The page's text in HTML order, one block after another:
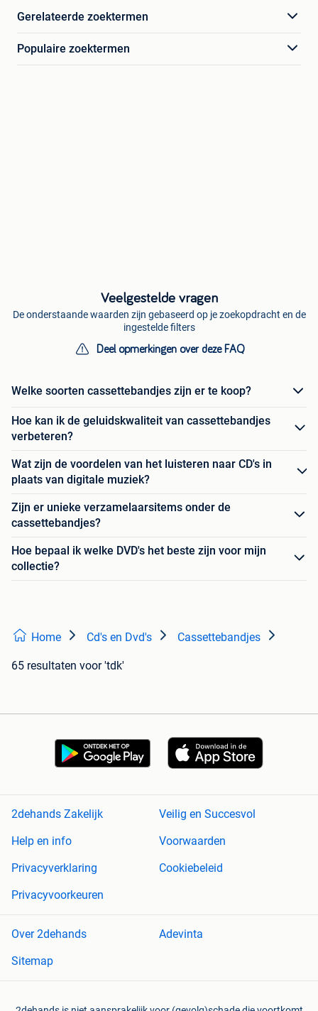
Gerelateerde zoektermen
Populaire zoektermen
Veelgestelde vragen
De onderstaande waarden zijn gebaseerd op je zoekopdracht en de
ingestelde filters
Deel opmerkingen over deze FAQ
Welke soorten cassettebandjes zijn er te koop?
Hoe kan ik de geluidskwaliteit van cassettebandjes
verbeteren?
Wat zijn de voordelen van het luisteren naar CD's in
plaats van digitale muziek?
Zijn er unieke verzamelaarsitems onder de
cassettebandjes?
Hoe bepaal ik welke DVD's het beste zijn voor mijn
collectie?
Home Cd's en Dvd's Cassettebandjes
65 resultaten voor 'tdk'
2dehands Zakelijk
Veilig en Succesvol
Help en info
Voorwaarden
Privacyverklaring
Cookiebeleid
Privacyvoorkeuren
Over 2dehands
Adevinta
Sitemap